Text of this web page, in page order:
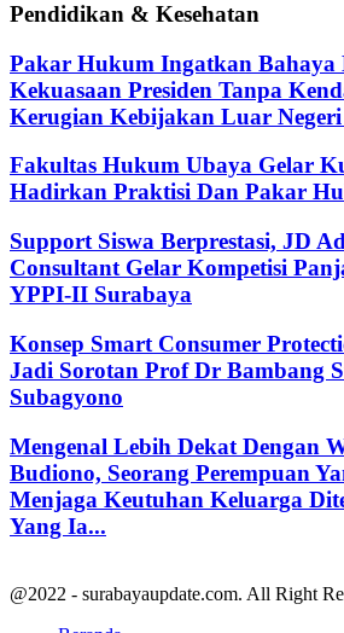
Pendidikan & Kesehatan
Pakar Hukum Ingatkan Bahaya
Kekuasaan Presiden Tanpa
Kerugian Kebijakan Luar
Fakultas Hukum Ubaya Gelar
Hadirkan Praktisi Dan Pakar
Support Siswa Berprestasi, JD
Consultant Gelar Kompetisi
YPPI-II Surabaya
Konsep Smart Consumer
Jadi Sorotan Prof Dr Bambang
Subagyono
Mengenal Lebih Dekat Dengan
Budiono, Seorang Perempuan
Menjaga Keutuhan Keluarga
Yang Ia...
@2022 - surabayaupdate.com. All Right